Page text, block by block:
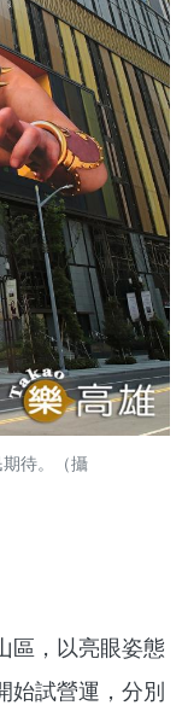
待。（攝
，以亮眼姿態
始試營運，分別